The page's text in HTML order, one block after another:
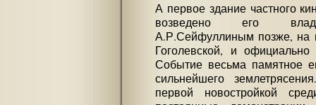
А первое здание частного
возведено его
А.Р.Сейфуллиным позже, на
Гоголевской, и
Событие весьма памятное
сильнейшего
первой новостройкой